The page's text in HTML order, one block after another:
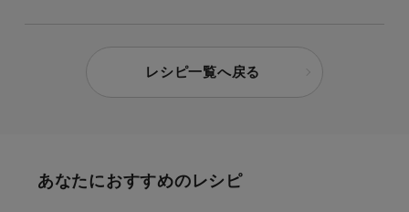
レシピ一覧へ戻る
あなたにおすすめのレシピ